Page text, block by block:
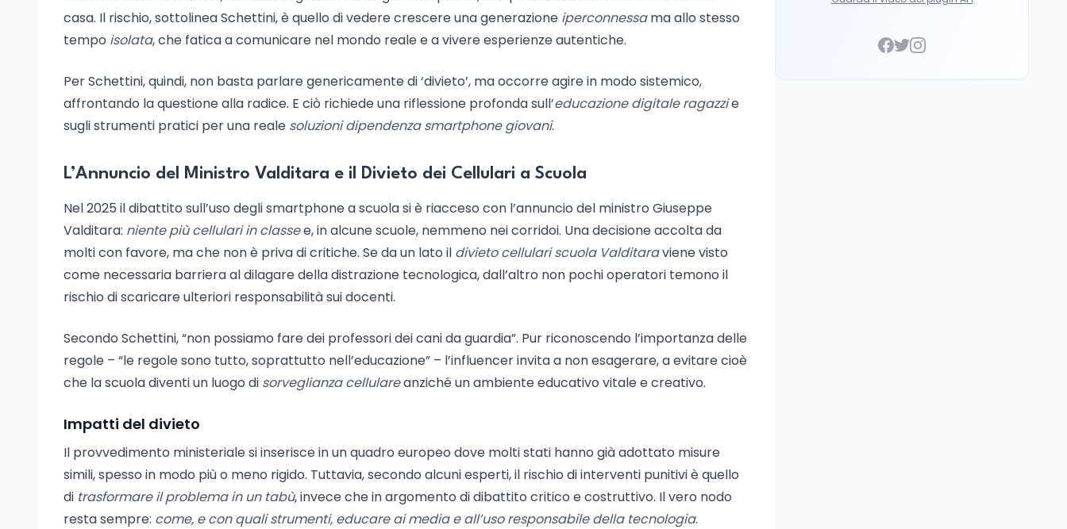
casa. Il rischio, sottolinea Schettini, è quello di vedere crescere una generazione iperconnessama allo stesso
tempo isolata, che fatica a comunicare nel mondo reale e a vivere esperienze autentiche.
Per Schettini, quindi, non basta parlare genericamente di ‘divieto’, ma occorre agire in modo sistemico,
affrontando la questione alla radice. E ciò richiede una riflessione profonda sull’educazione digitale ragazzie
sugli strumenti pratici per una reale soluzioni dipendenza smartphone giovani.
L’Annuncio del Ministro Valditara e il Divieto dei Cellulari a Scuola
Nel 2025 il dibattito sull’uso degli smartphone a scuola si è riacceso con l’annuncio del ministro Giuseppe
Valditara: niente più cellulari in classee, in alcune scuole, nemmeno nei corridoi. Una decisione accolta da
molti con favore, ma che non è priva di critiche. Se da un lato il divieto cellulari scuola Valditaraviene visto
come necessaria barriera al dilagare della distrazione tecnologica, dall’altro non pochi operatori temono il
rischio di scaricare ulteriori responsabilità sui docenti.
Secondo Schettini, “non possiamo fare dei professori dei cani da guardia”. Pur riconoscendo l’importanza delle
regole – “le regole sono tutto, soprattutto nell’educazione” – l’influencer invita a non esagerare, a evitare cioè
che la scuola diventi un luogo di sorveglianza cellulareanziché un ambiente educativo vitale e creativo.
Impatti del divieto
Il provvedimento ministeriale si inserisce in un quadro europeo dove molti stati hanno già adottato misure
simili, spesso in modo più o meno rigido. Tuttavia, secondo alcuni esperti, il rischio di interventi punitivi è quello
di trasformare il problema in un tabù, invece che in argomento di dibattito critico e costruttivo. Il vero nodo
resta sempre: come, e con quali strumenti, educare ai media e all’uso responsabile della tecnologia.